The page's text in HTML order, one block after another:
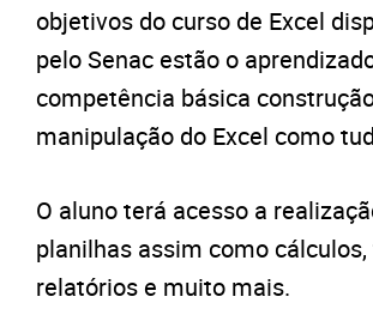
objetivos do curso de Excel
pelo Senac estão o
competência básica
manipulação do Excel como
O aluno terá acesso a
planilhas assim como
relatórios e muito mais.